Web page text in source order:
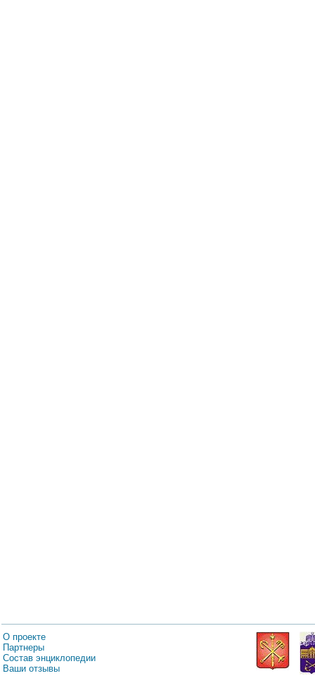
О проекте
Партнеры
Состав энциклопедии
Ваши отзывы